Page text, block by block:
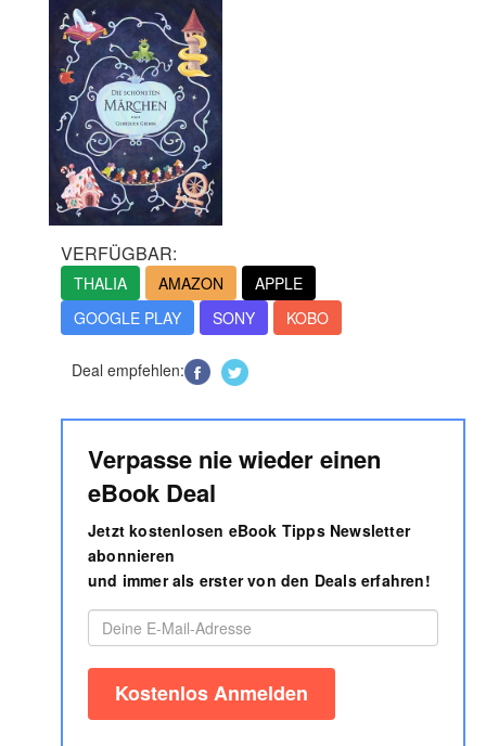
VERFÜGBAR:
THALIA AMAZON
APPLE
GOOGLE PLAY
SONY KOBO
Deal empfehlen:
Verpasse nie wieder einen
eBook Deal
Jetzt kostenlosen eBook Tipps Newsletter
abonnieren
und immer als erster von den Deals erfahren!